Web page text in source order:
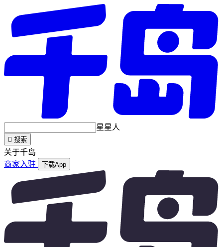
星星人
 搜索
关于千岛
商家入驻
下载App